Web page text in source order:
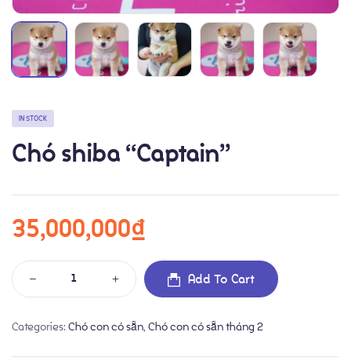
Chó con có sẵn
Giới thiệu về chó Shiba Inu
Dịch vụ phối giống
Blog
IN STOCK
Chó shiba “Captain”
35,000,000₫
Add To Cart
Categories: Chó con có sẵn, Chó con có sẵn tháng 2